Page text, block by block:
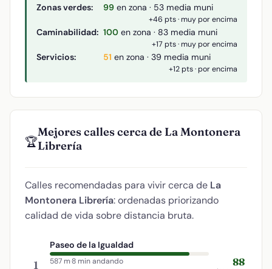
Zonas verdes: 99 en zona · 53 media muni
+46 pts · muy por encima
Caminabilidad: 100 en zona · 83 media muni
+17 pts · muy por encima
Servicios: 51 en zona · 39 media muni
+12 pts · por encima
🏆
Mejores calles cerca de La Montonera
Librería
Calles recomendadas para vivir cerca de La
Montonera Librería: ordenadas priorizando
calidad de vida sobre distancia bruta.
1
Paseo de la Igualdad
587 m·8 min andando 88